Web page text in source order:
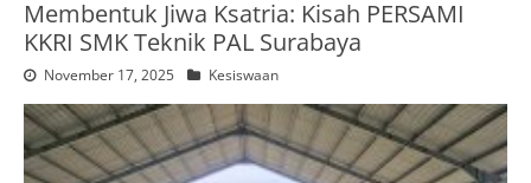
Membentuk Jiwa Ksatria: Kisah PERSAMI
KKRI SMK Teknik PAL Surabaya
November 17, 2025 Kesiswaan